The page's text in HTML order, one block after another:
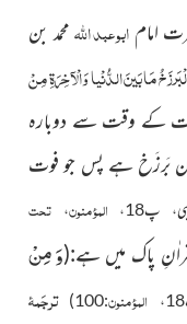
امام ابو عبد اللهمحمد بن
مَا بَینَ الدُّنْیا وَالْآخِرَۃِ مِنْ
کے وقت سے دوبارہ
بَرزَخ ہے پس جو فوت
پ18، المؤمنون، تحت
پاک میں ہے:(وَ مِنْ
المؤمنون:100)
ترجَمۂ